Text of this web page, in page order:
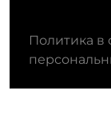
Политика в